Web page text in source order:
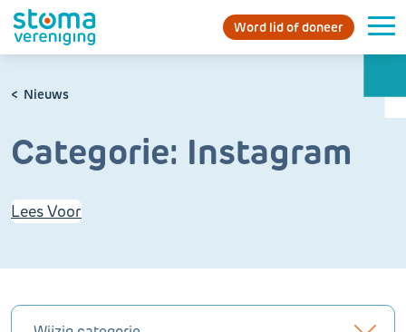
Word lid of doneer
Nieuws
Categorie: Instagram
Lees Voor